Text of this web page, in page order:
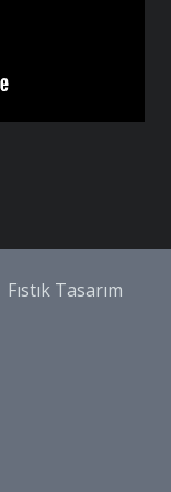
Fıstık Tasarım